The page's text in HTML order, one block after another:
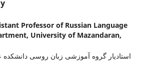
Professor of Russian Language
University of Mazandaran,
استادیار گروه آموزشی زبان روسی دانشکده